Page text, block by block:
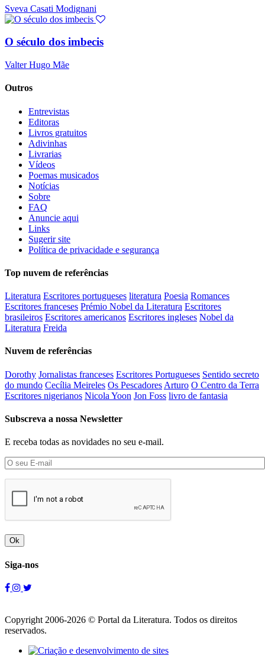
Sveva Casati Modignani
O século dos imbecis
Valter Hugo Mãe
Outros
Entrevistas
Editoras
Livros gratuitos
Adivinhas
Livrarias
Vídeos
Poemas musicados
Notícias
Sobre
FAQ
Anuncie aqui
Links
Sugerir site
Política de privacidade e segurança
Top nuvem de referências
Literatura Escritores portugueses literatura Poesia Romances
Escritores franceses Prémio Nobel da Literatura Escritores
brasileiros Escritores americanos Escritores ingleses Nobel da
Literatura Freida
Nuvem de referências
Dorothy Jornalistas franceses Escritores Portugueses Sentido secreto
do mundo Cecília Meireles Os Pescadores Arturo O Centro da Terra
Escritores nigerianos Nicola Yoon Jon Foss livro de fantasia
Subscreva a nossa Newsletter
E receba todas as novidades no seu e-mail.
Ok
Siga-nos
Copyright 2006-2026 © Portal da Literatura. Todos os direitos
reservados.